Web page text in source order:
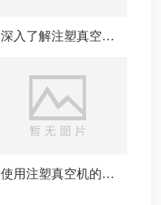
深入了解注塑真空机
使用注塑真空机的注